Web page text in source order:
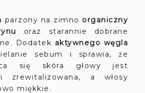
parzony na zimno organiczny
oraz starannie dobrane
Dodatek aktywnego węgla
sebum i sprawia, że
się skóra głowy jest
zrewitalizowana, a włosy
miękkie.